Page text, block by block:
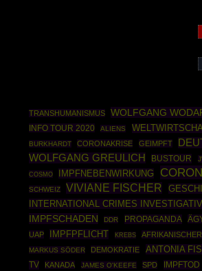
TRANSHUMANISMUS
WOLFGANG
INFO TOUR 2020
ALIENS
BURKHARDT
CORONAKRISE GEIMPFT
WOLFGANG GREULICH BUSTOUR
COSMO IMPFNEBENWIRKUNG
SCHWEIZ VIVIANE FISCHER
INTERNATIONAL CRIMES
IMPFSCHADEN DDR PROPAGANDA
UAP IMPFPFLICHT KREBS
MARKUS SÖDER
DEMOKRATIE ANTONIA
TV
KANADA JAMES O'KEEFE SPD IMPFTOD